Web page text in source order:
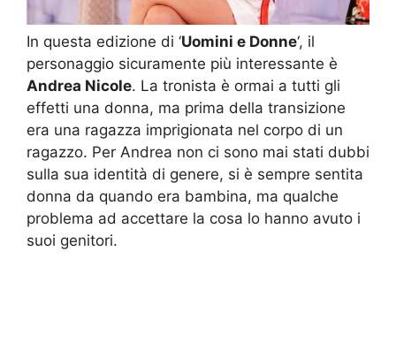
In questa edizione di ‘Uomini e Donne‘, il
personaggio sicuramente più interessante è
Andrea Nicole. La tronista è ormai a tutti gli
effetti una donna, ma prima della transizione
era una ragazza imprigionata nel corpo di un
ragazzo. Per Andrea non ci sono mai stati dubbi
sulla sua identità di genere, si è sempre sentita
donna da quando era bambina, ma qualche
problema ad accettare la cosa lo hanno avuto i
suoi genitori.